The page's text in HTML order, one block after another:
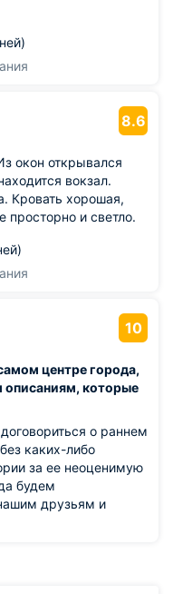
8.6
окон открывался
вокзал.
Кровать хорошая,
просторно и светло.
10
центре города,
описаниям, которые
о раннем
каких-либо
за ее неоценимую
будем
друзьям и